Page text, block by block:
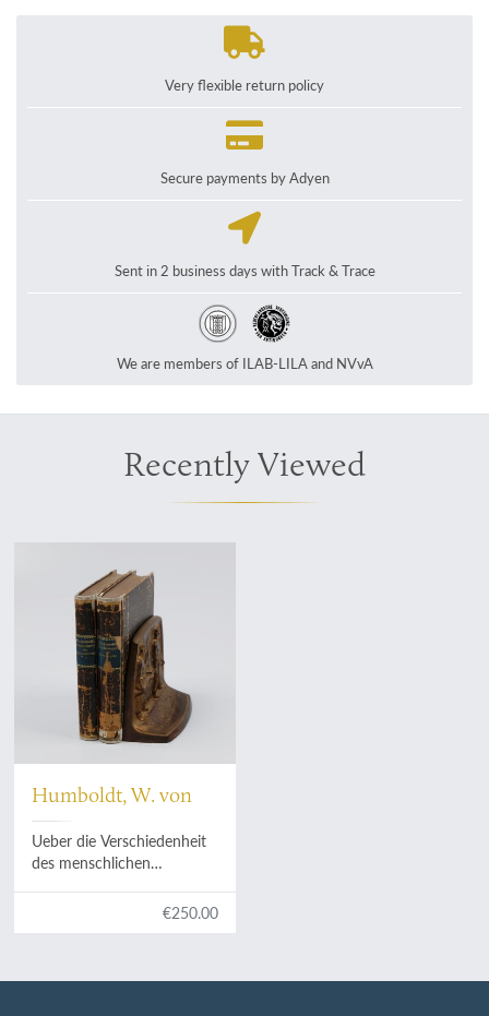
Very flexible return policy
Secure payments by Adyen
Sent in 2 business days with Track & Trace
We are members of ILAB-LILA and NVvA
Recently Viewed
Humboldt, W. von
Ueber die Verschiedenheit
des menschlichen
Einfluss auf die geistige€250.00